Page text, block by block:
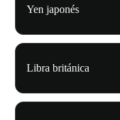
Yen japonés
Libra británica